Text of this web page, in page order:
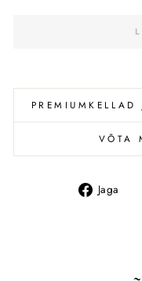
VÕTA
Jaga